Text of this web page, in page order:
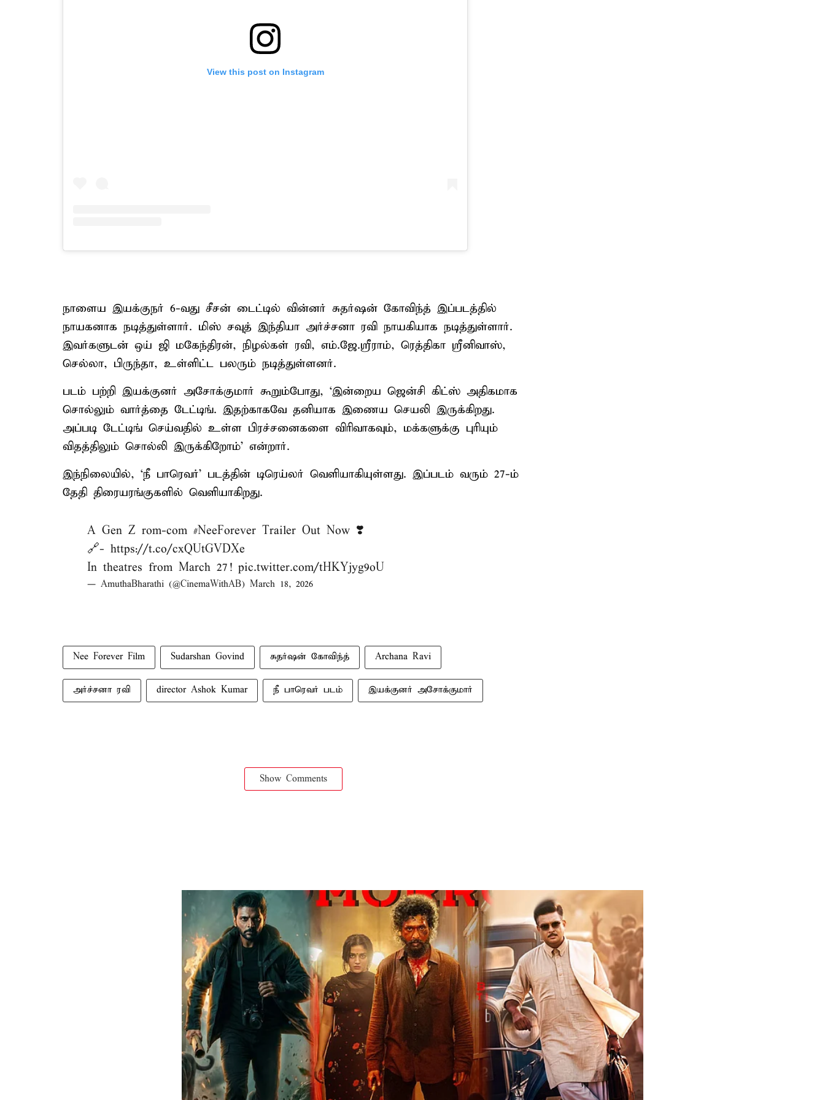
View this post on Instagram
நாளைய இயக்குநர் 6-வது சீசன் டைட்டில் வின்னர் சுதர்ஷன் கோவிந்த் இப்படத்தில்
நாயகனாக நடித்துள்ளார். மிஸ் சவுத் இந்தியா அர்ச்சனா ரவி நாயகியாக நடித்துள்ளார்.
இவர்களுடன் ஒய் ஜி மகேந்திரன், நிழல்கள் ரவி, எம்.ஜே.ஸ்ரீராம், ரெத்திகா ஸ்ரீனிவாஸ்,
செல்லா, பிருந்தா, உள்ளிட்ட பலரும் நடித்துள்ளனர்.
படம் பற்றி இயக்குனர் அசோக்குமார் கூறும்போது, ‘இன்றைய ஜென்சி கிட்ஸ் அதிகமாக
சொல்லும் வார்த்தை டேட்டிங். இதற்காகவே தனியாக இணைய செயலி இருக்கிறது.
அப்படி டேட்டிங் செய்வதில் உள்ள பிரச்சனைகளை விரிவாகவும், மக்களுக்கு புரியும்
விதத்திலும் சொல்லி இருக்கிறோம்’ என்றார்.
இந்நிலையில், ‘நீ பாரெவர்’ படத்தின் டிரெய்லர் வெளியாகியுள்ளது. இப்படம் வரும் 27-ம்
தேதி திரையரங்குகளில் வெளியாகிறது.
A Gen Z rom-com #NeeForever Trailer Out Now ❣️
🔗- https://t.co/cxQUtGVDXe
In theatres from March 27! pic.twitter.com/tHKYjyg9oU
— AmuthaBharathi (@CinemaWithAB) March 18, 2026
Nee Forever Film Sudarshan Govind சுதர்ஷன் கோவிந்த் Archana Ravi
அர்ச்சனா ரவி director Ashok Kumar நீ பாரெவர் படம் இயக்குனர் அசோக்குமார்
Show Comments